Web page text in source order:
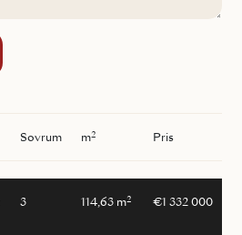
Sovrum m2 Pris
3 114,63 m2 €1 332 000